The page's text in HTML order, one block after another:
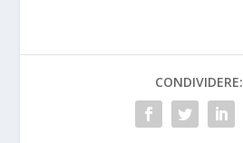
CONDIVIDERE: